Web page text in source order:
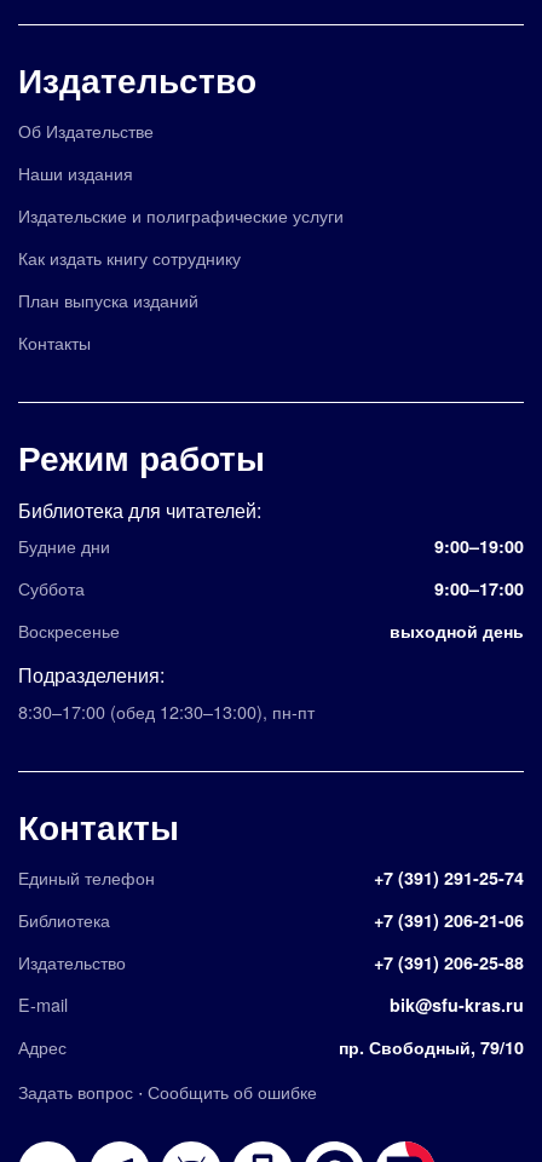
Издательство
Об Издательстве
Наши издания
Издательские и полиграфические услуги
Как издать книгу сотруднику
План выпуска изданий
Контакты
Режим работы
Библиотека для читателей:
Будние дни 9:00–19:00
Суббота 9:00–17:00
Воскресенье выходной день
Подразделения:
8:30–17:00 (обед 12:30–13:00), пн-пт
Контакты
Единый телефон +7 (391) 291-25-74
Библиотека +7 (391) 206-21-06
Издательство +7 (391) 206-25-88
E-mail bik@sfu-kras.ru
Адрес пр. Свободный, 79/10
Задать вопрос · Сообщить об ошибке